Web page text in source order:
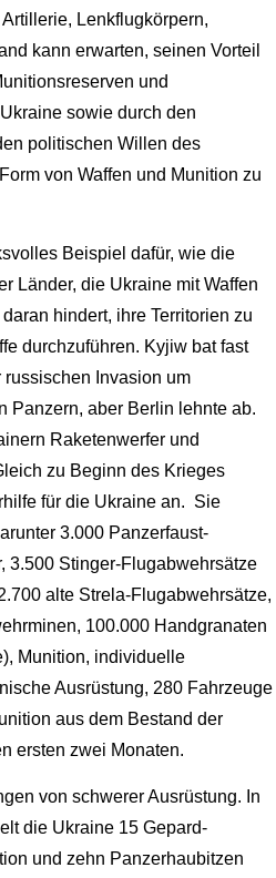
Lenkflugkörpern,
kann erwarten, seinen Vorteil
und
sowie durch den
politischen Willen des
von Waffen und Munition zu
Beispiel dafür, wie die
Länder, die Ukraine mit Waffen
hindert, ihre Territorien zu
durchzuführen. Kyjiw bat fast
Invasion um
Panzern, aber Berlin lehnte ab.
Raketenwerfer und
zu Beginn des Krieges
für die Ukraine an. Sie
3.000 Panzerfaust-
3.500 Stinger-Flugabwehrsätze
alte Strela-Flugabwehrsätze,
100.000 Handgranaten
Munition, individuelle
Ausrüstung, 280 Fahrzeuge
aus dem Bestand der
ersten zwei Monaten.
von schwerer Ausrüstung. In
die Ukraine 15 Gepard-
und zehn Panzerhaubitzen